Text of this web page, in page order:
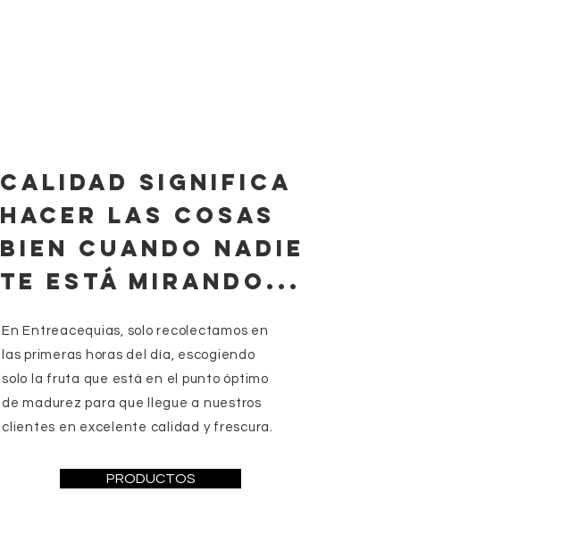
CALIDAD SIGNIFICA
HACER LAS COSAS
BIEN CUANDO NADIE
TE ESTÁ MIRANDO...
En Entreacequias, solo recolectamos en
las primeras horas del día, escogiendo
solo la fruta que está en el punto óptimo
de madurez para que llegue a nuestros
clientes en excelente calidad y frescura.
PRODUCTOS